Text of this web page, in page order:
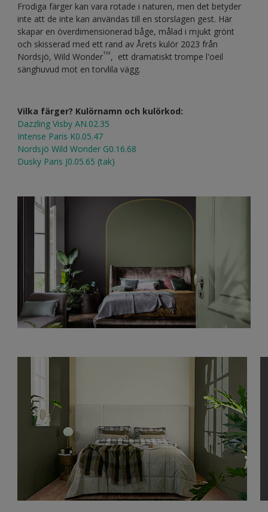
Frodiga färger kan vara rotade i naturen, men det betyder
inte att de inte kan användas till en storslagen gest. Här
skapar en överdimensionerad båge, målad i mjukt grönt
och skisserad med ett rand av Årets kulör 2023 från
Nordsjö, Wild WonderTM, ett dramatiskt trompe l'oeil
sänghuvud mot en torvlila vägg.
Vilka färger? Kulörnamn och kulörkod:
Dazzling Visby AN.02.35
Intense Paris K0.05.47
Nordsjö Wild Wonder G0.16.68
Dusky Paris J0.05.65 (tak)